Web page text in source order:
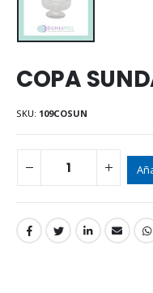
COPA
SKU: 109COSUN